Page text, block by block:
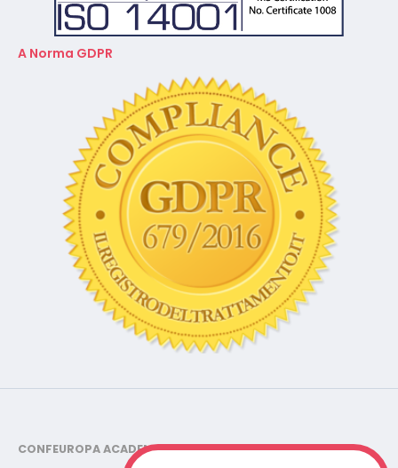
CONFEUROPA ACADEMY - Centro studi e ricerche
Via Copernico 15, Cinisello Balsamo (MI) - C.F. 91145030150 -
02-87.36.78.56